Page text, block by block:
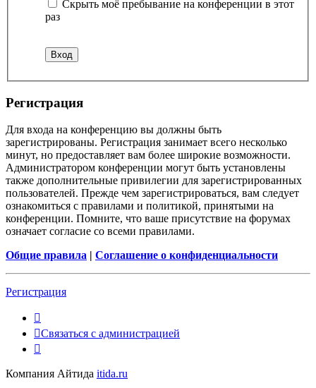
Скрыть моё пребывание на конференции в этот
раз
Регистрация
Для входа на конференцию вы должны быть
зарегистрированы. Регистрация занимает всего несколько
минут, но предоставляет вам более широкие возможности.
Администратором конференции могут быть установлены
также дополнительные привилегии для зарегистрированных
пользователей. Прежде чем зарегистрироваться, вам следует
ознакомиться с правилами и политикой, принятыми на
конференции. Помните, что ваше присутствие на форумах
означает согласие со всеми правилами.
Общие правила | Соглашение о конфиденциальности
Регистрация
Связаться с администрацией
Компания Айтида itida.ru